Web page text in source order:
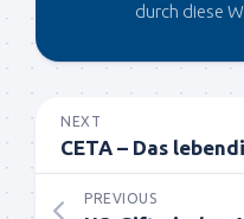
durch diese
NEXT
PREVIOUS